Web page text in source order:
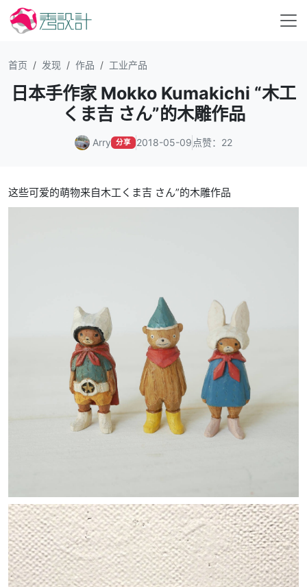
首页 发现 作品 工业产品
日本手作家 Mokko Kumakichi “木工
くま吉 さん”的木雕作品
Arry 分享 2018-05-09 点赞：22
这些可爱的萌物来自木工くま吉 さん”的木雕作品